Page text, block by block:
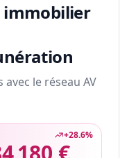
immobilier
le réseau AV
+28.6%